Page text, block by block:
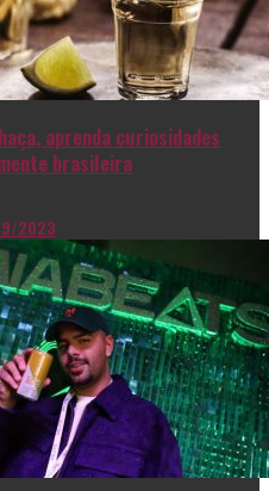
aprenda curiosidades
brasileira
2023